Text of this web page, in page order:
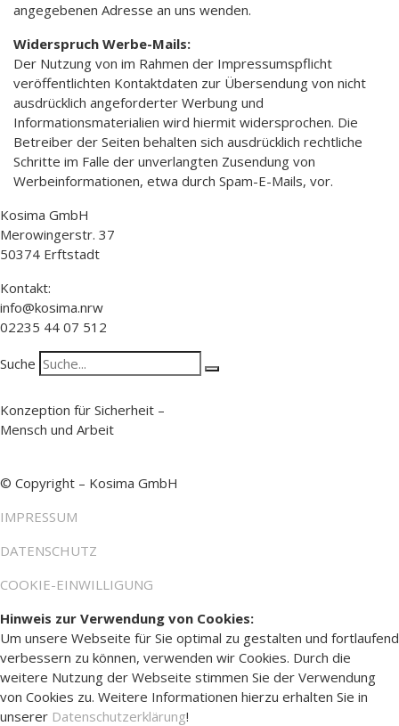
angegebenen Adresse an uns wenden.
Widerspruch Werbe-Mails:
Der Nutzung von im Rahmen der Impressumspflicht
veröffentlichten Kontaktdaten zur Übersendung von nicht
ausdrücklich angeforderter Werbung und
Informationsmaterialien wird hiermit widersprochen. Die
Betreiber der Seiten behalten sich ausdrücklich rechtliche
Schritte im Falle der unverlangten Zusendung von
Werbeinformationen, etwa durch Spam-E-Mails, vor.
Kosima GmbH
Merowingerstr. 37
50374 Erftstadt
Kontakt:
info@kosima.nrw
02235 44 07 512
Suche
Konzeption für Sicherheit –
Mensch und Arbeit
© Copyright – Kosima GmbH
IMPRESSUM
DATENSCHUTZ
COOKIE-EINWILLIGUNG
Hinweis zur Verwendung von Cookies:
Um unsere Webseite für Sie optimal zu gestalten und fortlaufend
verbessern zu können, verwenden wir Cookies. Durch die
weitere Nutzung der Webseite stimmen Sie der Verwendung
von Cookies zu. Weitere Informationen hierzu erhalten Sie in
unserer Datenschutzerklärung!